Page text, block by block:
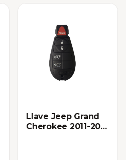
Llave Jeep Grand
Cherokee 2011-2013